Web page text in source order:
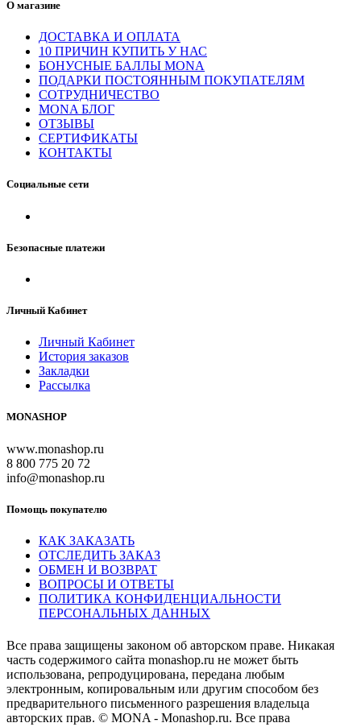
О магазине
ДОСТАВКА И ОПЛАТА
10 ПРИЧИН КУПИТЬ У НАС
БОНУСНЫЕ БАЛЛЫ MONA
ПОДАРКИ ПОСТОЯННЫМ ПОКУПАТЕЛЯМ
СОТРУДНИЧЕСТВО
MONA БЛОГ
ОТЗЫВЫ
СЕРТИФИКАТЫ
КОНТАКТЫ
Социальные сети
Безопасные платежи
Личный Кабинет
Личный Кабинет
История заказов
Закладки
Рассылка
MONASHOP
www.monashop.ru
8 800 775 20 72
info@monashop.ru
Помощь покупателю
КАК ЗАКАЗАТЬ
ОТСЛЕДИТЬ ЗАКАЗ
ОБМЕН И ВОЗВРАТ
ВОПРОСЫ И ОТВЕТЫ
ПОЛИТИКА КОНФИДЕНЦИАЛЬНОСТИ
ПЕРСОНАЛЬНЫХ ДАННЫХ
Все права защищены законом об авторском праве. Никакая
часть содержимого сайта monashop.ru не может быть
использована, репродуцирована, передана любым
электронным, копировальным или другим способом без
предварительного письменного разрешения владельца
авторских прав. © MONA - Monashop.ru. Все права